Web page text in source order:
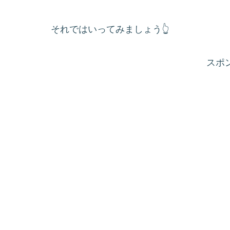
それではいってみましょう👆
スポ